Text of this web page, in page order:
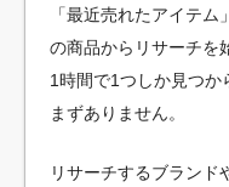
「最近売れたアイテム
の商品からリサーチを
1時間で1つしか見つか
まずありません。
リサーチするブランド